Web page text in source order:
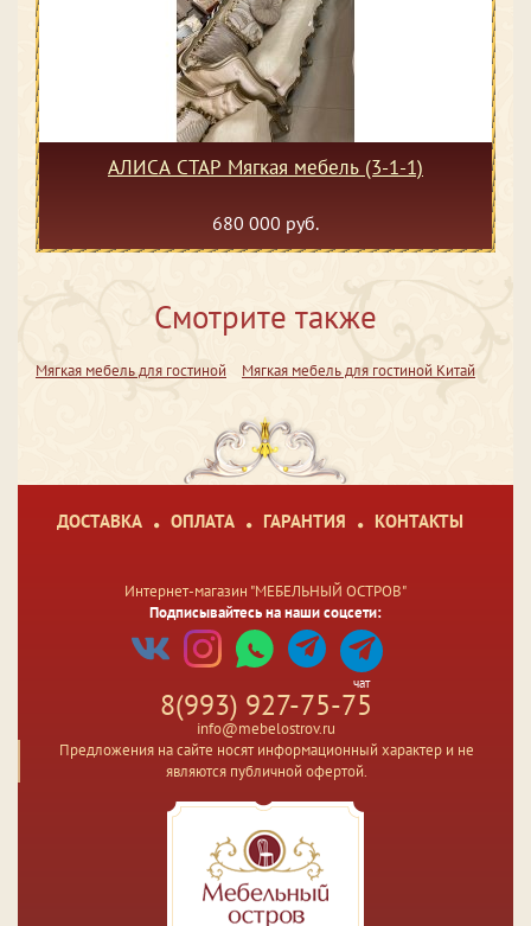
АЛИСА СТАР Мягкая мебель (3-1-1)
680 000 руб.
Смотрите также
Мягкая мебель для гостиной Мягкая мебель для гостиной Китай
ДОСТАВКА ОПЛАТА ГАРАНТИЯ КОНТАКТЫ
Интернет-магазин "МЕБЕЛЬНЫЙ ОСТРОВ"
Подписывайтесь на наши соцсети:
чат
8(993) 927-75-75
info@mebelostrov.ru
Предложения на сайте носят информационный характер и не
являются публичной офертой.